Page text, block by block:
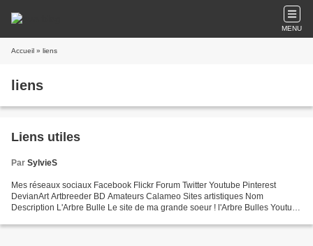
MENU
Accueil » liens
liens
Liens utiles
Par SylvieS
Mes réseaux sociaux Facebook Flickr Forum Twitter Youtube Pinterest
DevianArt Artbreeder BD Amateurs Calameo Sites artistiques Nom
Description L'Arbre Bulle Le site de ma grande soeur ! l'Arbre Bulles Youtube